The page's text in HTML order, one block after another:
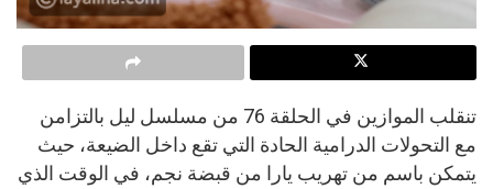
تنقلب الموازين في الحلقة 76 من مسلسل ليل بالتزامن
مع التحولات الدرامية الحادة التي تقع داخل الضيعة، حيث
يتمكن باسم من تهريب يارا من قبضة نجم، في الوقت الذي